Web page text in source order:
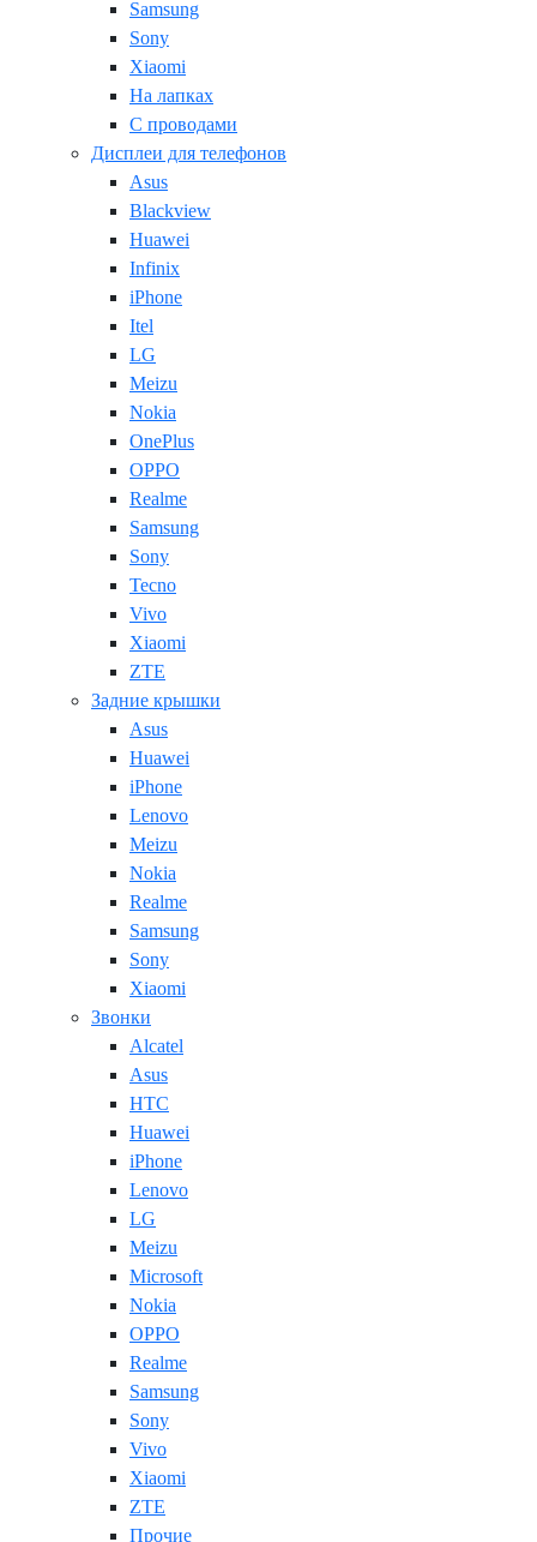
Samsung
Sony
Xiaomi
На лапках
С проводами
Дисплеи для телефонов
Asus
Blackview
Huawei
Infinix
iPhone
Itel
LG
Meizu
Nokia
OnePlus
OPPO
Realme
Samsung
Sony
Tecno
Vivo
Xiaomi
ZTE
Задние крышки
Asus
Huawei
iPhone
Lenovo
Meizu
Nokia
Realme
Samsung
Sony
Xiaomi
Звонки
Alcatel
Asus
HTC
Huawei
iPhone
Lenovo
LG
Meizu
Microsoft
Nokia
OPPO
Realme
Samsung
Sony
Vivo
Xiaomi
ZTE
Прочие